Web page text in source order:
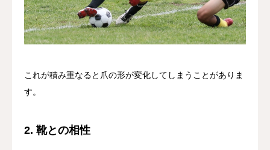
これが積み重なると爪の形が変化してしまうことがありま
す。
2. 靴との相性